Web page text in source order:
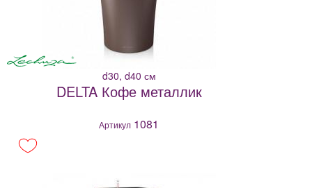
d30, d40 см
DELTA Кофе металлик
Артикул 1081